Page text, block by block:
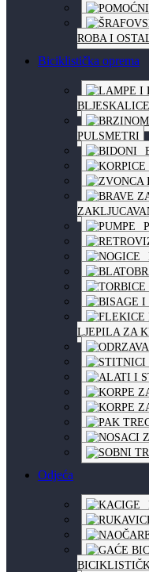
ROBA I
Biciklistička oprema
BLJESKALICE
PULSMETRI
LJEPILA ZA
Odjeća